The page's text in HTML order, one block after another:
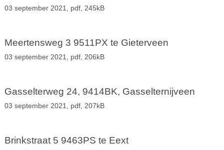
03 september 2021, pdf, 245kB
Meertensweg 3 9511PX te Gieterveen
03 september 2021, pdf, 206kB
Gasselterweg 24, 9414BK, Gasselternijveen
03 september 2021, pdf, 207kB
Brinkstraat 5 9463PS te Eext